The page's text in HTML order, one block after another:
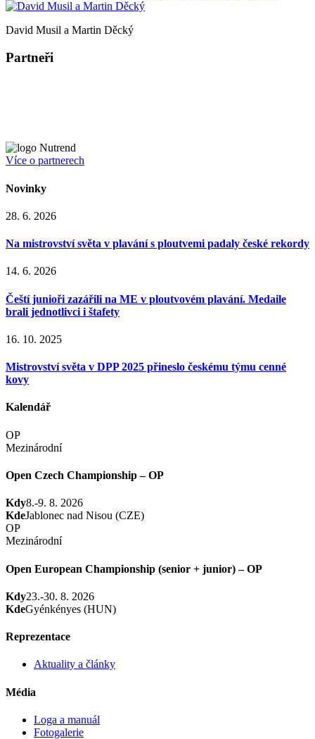
David Musil a Martin Děcký
Partneři
Více o partnerech
Novinky
28. 6. 2026
Na mistrovství světa v plavání s ploutvemi padaly české rekordy
14. 6. 2026
Čeští junioři zazářili na ME v ploutvovém plavání. Medaile
brali jednotlivci i štafety
16. 10. 2025
Mistrovství světa v DPP 2025 přineslo českému týmu cenné
kovy
Kalendář
OP
Mezinárodní
Open Czech Championship – OP
Kdy8.-9. 8. 2026
KdeJablonec nad Nisou (CZE)
OP
Mezinárodní
Open European Championship (senior + junior) – OP
Kdy23.-30. 8. 2026
KdeGyénkényes (HUN)
Reprezentace
Aktuality a články
Média
Loga a manuál
Fotogalerie